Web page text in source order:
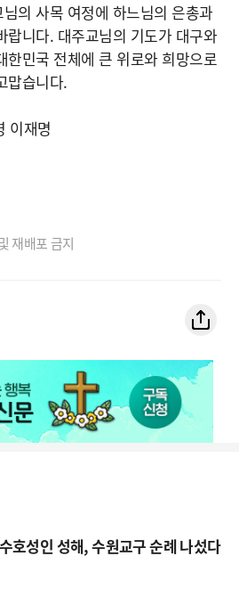
의 사목 여정에 하느님의 은총과
랍니다. 대주교님의 기도가 대구와
한민국 전체에 큰 위로와 희망으로
맙습니다.
이재명
재배포 금지
호성인 성해, 수원교구 순례 나섰다